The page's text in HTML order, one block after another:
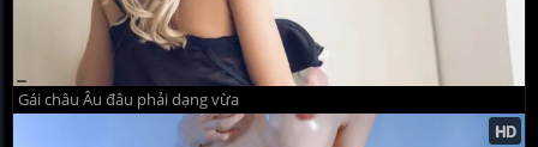
Gái châu Âu đâu phải dạng vừa